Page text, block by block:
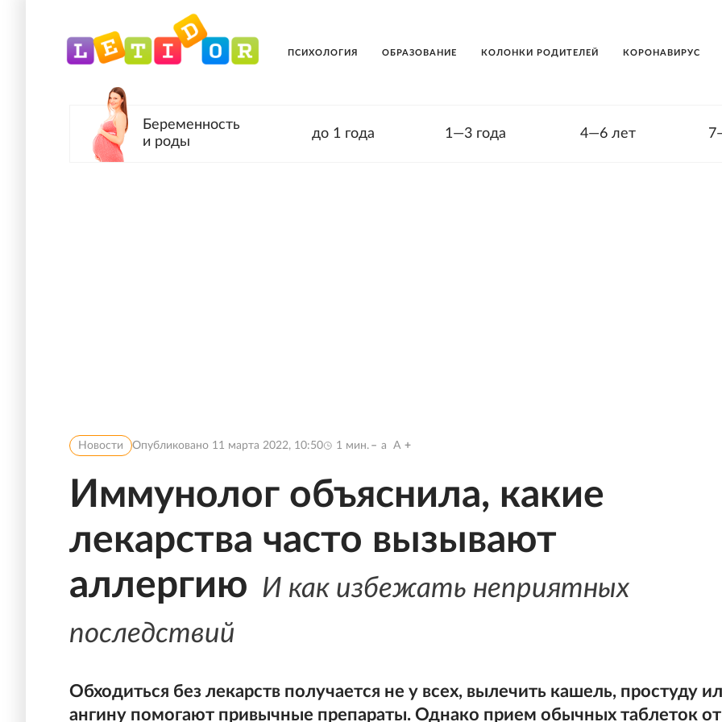
ПСИХОЛОГИЯ ОБРАЗОВАНИЕ КОЛОНКИ РОДИТЕЛЕЙ КОРОНАВИРУС
Беременность
и роды
до 1 года 1—3 года 4—6 лет
Новости Опубликовано 11 марта 2022, 10:50 1 мин. a A
Иммунолог объяснила, какие
лекарства часто вызывают
аллергию И как избежать неприятных
последствий
Обходиться без лекарств получается не у всех, вылечить кашель, простуду
ангину помогают привычные препараты. Однако прием обычных таблеток от